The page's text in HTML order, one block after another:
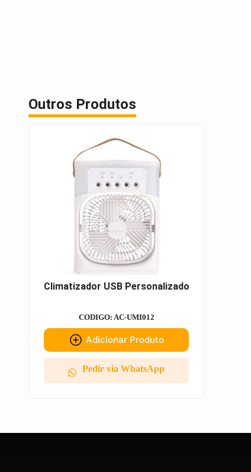
Outros Produtos
Climatizador USB Personalizado
CODIGO: AC-UMI012
Adicionar Produto
Pedir via WhatsApp